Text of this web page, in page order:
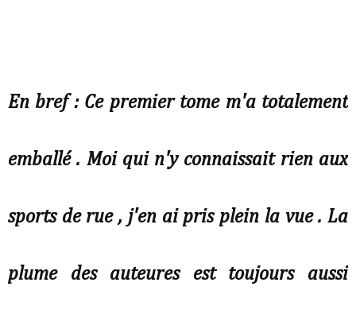
En bref : Ce premier tome m'a totalement
emballé . Moi qui n'y connaissait rien aux
sports de rue , j'en ai pris plein la vue . La
plume des auteures est toujours aussi